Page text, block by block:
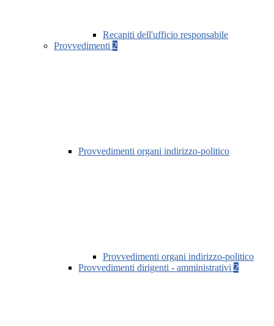
Recapiti dell'ufficio responsabile
Provvedimenti 2
Provvedimenti organi indirizzo-politico
Provvedimenti organi indirizzo-politico
Provvedimenti dirigenti - amministrativi 2